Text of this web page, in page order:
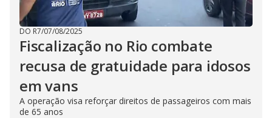
DO R7/07/08/2025
Fiscalização no Rio combate
recusa de gratuidade para idosos
em vans
A operação visa reforçar direitos de passageiros com mais
de 65 anos